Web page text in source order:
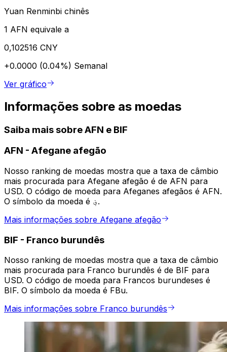
Yuan Renminbi chinês
1 AFN equivale a
0,102516 CNY
+0.0000 (0.04%) Semanal
Ver gráfico
Informações sobre as moedas
Saiba mais sobre AFN e BIF
AFN - Afegane afegão
Nosso ranking de moedas mostra que a taxa de câmbio
mais procurada para Afegane afegão é de AFN para
USD. O código de moeda para Afeganes afegãos é AFN.
O símbolo da moeda é ؋.
Mais informações sobre Afegane afegão
BIF - Franco burundês
Nosso ranking de moedas mostra que a taxa de câmbio
mais procurada para Franco burundês é de BIF para
USD. O código de moeda para Francos burundeses é
BIF. O símbolo da moeda é FBu.
Mais informações sobre Franco burundês